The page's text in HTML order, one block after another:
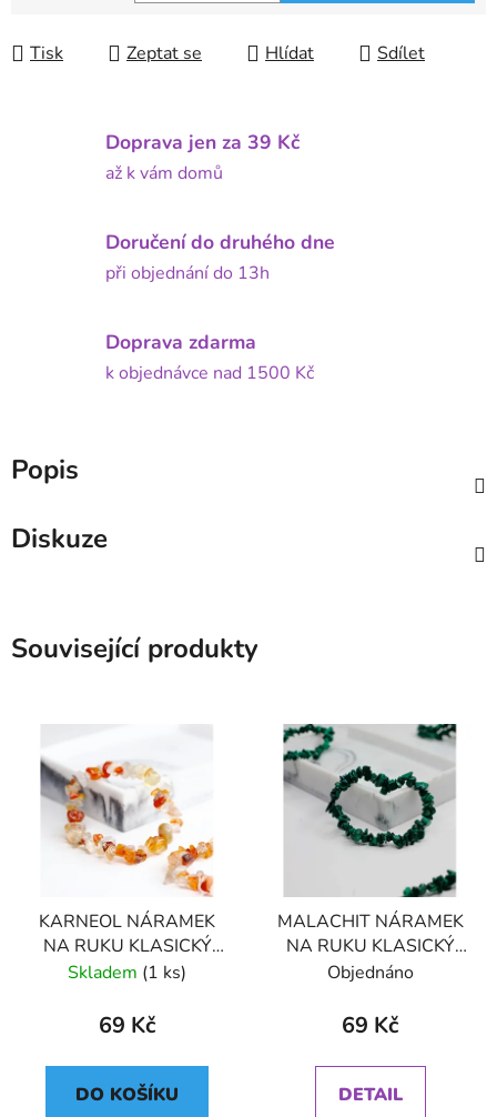
Tisk Zeptat se Hlídat Sdílet
Doprava jen za 39 Kč
až k vám domů
Doručení do druhého dne
při objednání do 13h
Doprava zdarma
k objednávce nad 1500 Kč
Popis
Diskuze
Související produkty
KARNEOL NÁRAMEK
NA RUKU KLASICKÝ
(UNISEX)
Skladem (1 ks)
69 Kč
DO KOŠÍKU
MALACHIT NÁRAMEK
NA RUKU KLASICKÝ
(UNISEX)
Objednáno
69 Kč
DETAIL